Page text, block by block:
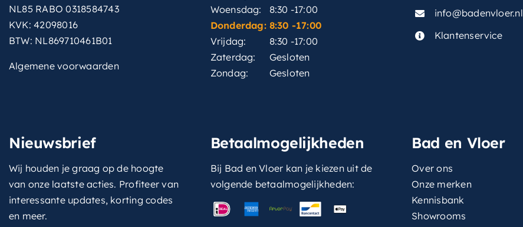
NL85 RABO 0318584743
KVK: 42098016
BTW: NL869710461B01
Algemene voorwaarden
Woensdag:
8:30 -17:00
Donderdag: 8:30 -17:00
Vrijdag:
8:30 -17:00
Zaterdag:
Gesloten
Zondag:
Gesloten
info@badenvloer.nl
Klantenservice
Nieuwsbrief
Wij houden je graag op de hoogte
van onze laatste acties. Profiteer van
interessante updates, korting codes
en meer.
Betaalmogelijkheden
Bij Bad en Vloer kan je kiezen uit de
volgende betaalmogelijkheden:
Bad en Vloer
Over ons
Onze merken
Kennisbank
Showrooms